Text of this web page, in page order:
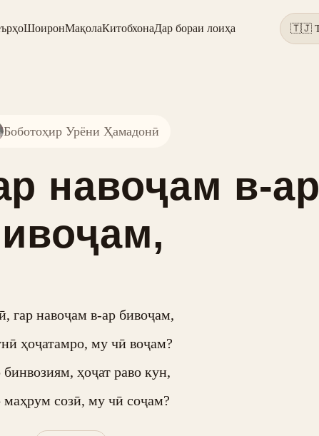
ШоиронМақолаКитобхонаДар бораи лоиҳа
Боботоҳир Урёни Ҳамадонӣ
навоҷам в-ар
гар навоҷам в-ар бивоҷам,
ҳоҷатамро, му чӣ воҷам?
бинвозиям, ҳоҷат раво кун,
маҳрум созӣ, му чӣ соҷам?